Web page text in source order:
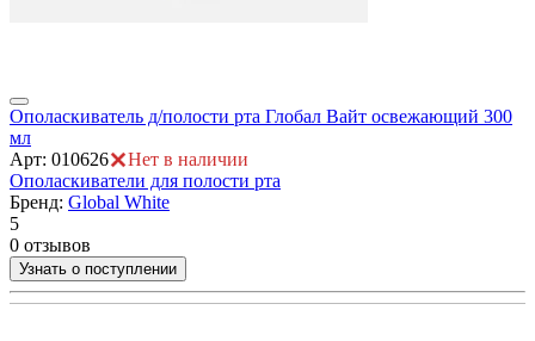
Ополаскиватель д/полости рта Глобал Вайт освежающий 300
мл
Арт: 010626
Нет в наличии
Ополаскиватели для полости рта
Бренд: Global White
5
0 отзывов
Узнать о поступлении